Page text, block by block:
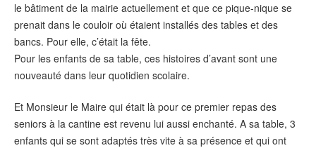
le bâtiment de la mairie actuellement et que ce pique-nique se
prenait dans le couloir où étaient installés des tables et des
bancs. Pour elle, c’était la fête.
Pour les enfants de sa table, ces histoires d’avant sont une
nouveauté dans leur quotidien scolaire.
Et Monsieur le Maire qui était là pour ce premier repas des
seniors à la cantine est revenu lui aussi enchanté. A sa table, 3
enfants qui se sont adaptés très vite à sa présence et qui ont